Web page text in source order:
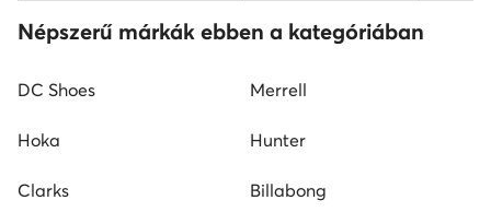
Népszerű márkák ebben a kategóriában
DC Shoes Merrell
Hoka Hunter
Clarks Billabong